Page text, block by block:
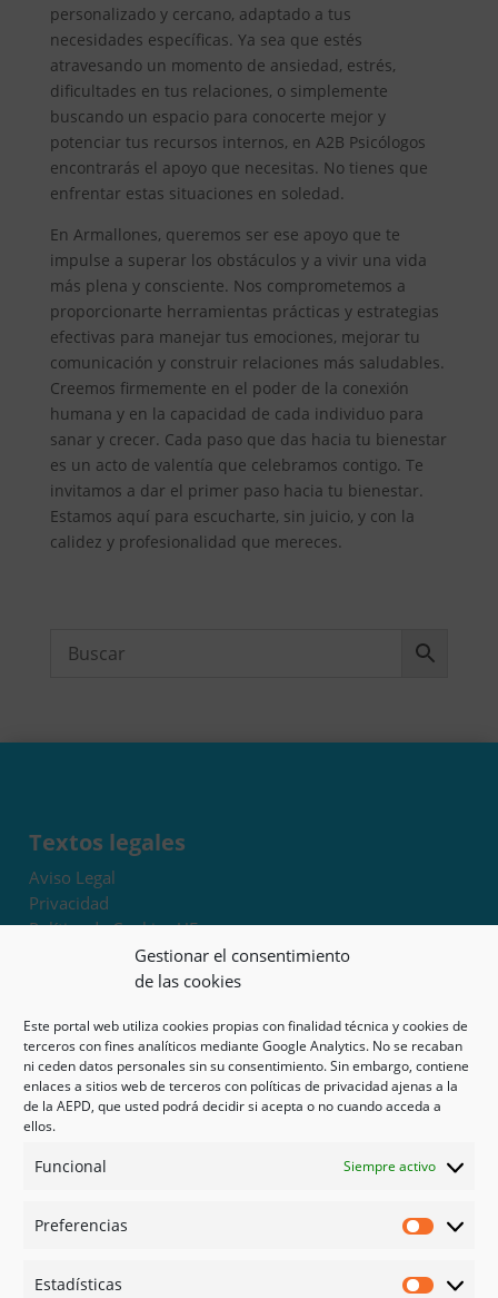
Gestionar el consentimiento
de las cookies
Este portal web utiliza cookies propias con finalidad técnica y cookies de
terceros con fines analíticos mediante Google Analytics. No se recaban
ni ceden datos personales sin su consentimiento. Sin embargo, contiene
enlaces a sitios web de terceros con políticas de privacidad ajenas a la
de la AEPD, que usted podrá decidir si acepta o no cuando acceda a
ellos.
Funcional Siempre activo
Preferencias
Estadísticas
personalizado y cercano, adaptado a tus
necesidades específicas. Ya sea que estés
atravesando un momento de ansiedad, estrés,
dificultades en tus relaciones, o simplemente
buscando un espacio para conocerte mejor y
potenciar tus recursos internos, en A2B Psicólogos
encontrarás el apoyo que necesitas. No tienes que
enfrentar estas situaciones en soledad.
En Armallones, queremos ser ese apoyo que te
impulse a superar los obstáculos y a vivir una vida
más plena y consciente. Nos comprometemos a
proporcionarte herramientas prácticas y estrategias
efectivas para manejar tus emociones, mejorar tu
comunicación y construir relaciones más saludables.
Creemos firmemente en el poder de la conexión
humana y en la capacidad de cada individuo para
sanar y crecer. Cada paso que das hacia tu bienestar
es un acto de valentía que celebramos contigo. Te
invitamos a dar el primer paso hacia tu bienestar.
Estamos aquí para escucharte, sin juicio, y con la
calidez y profesionalidad que mereces.
Textos legales
Aviso Legal
Privacidad
Política de Cookies UE
Términos y condiciones
Exoneración de responsabilidad
Mapa del sitio
Mi cuenta
Tienda
Psicología en Murcia
Guías
Redes sociales
Instagram